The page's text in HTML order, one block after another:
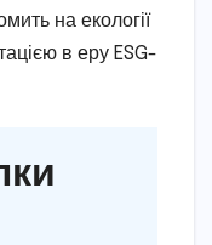
на екології
в еру ESG-